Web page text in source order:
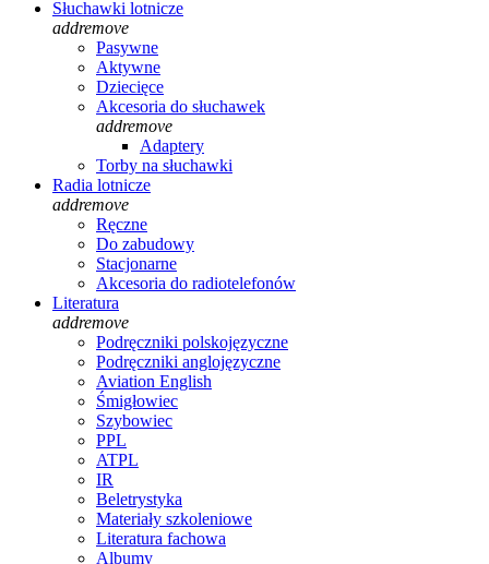
Słuchawki lotnicze
addremove
Pasywne
Aktywne
Dziecięce
Akcesoria do słuchawek
addremove
Adaptery
Torby na słuchawki
Radia lotnicze
addremove
Ręczne
Do zabudowy
Stacjonarne
Akcesoria do radiotelefonów
Literatura
addremove
Podręczniki polskojęzyczne
Podręczniki anglojęzyczne
Aviation English
Śmigłowiec
Szybowiec
PPL
ATPL
IR
Beletrystyka
Materiały szkoleniowe
Literatura fachowa
Albumy